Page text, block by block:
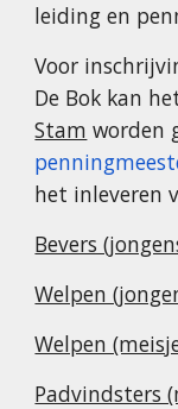
leiding en
Voor
De Bok kan
Stam worden
het inleveren
Bevers
Welpen
Welpen
Padvindsters